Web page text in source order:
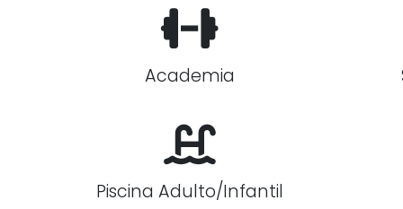
Academia
Piscina Adulto/Infantil